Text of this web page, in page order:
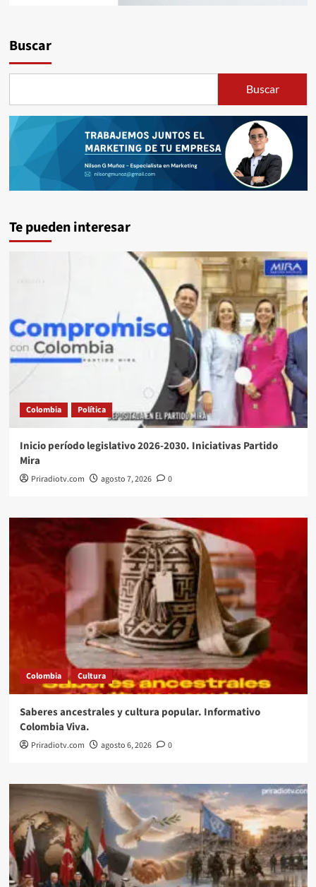
Buscar
Buscar
Te pueden interesar
Colombia Política
Inicio período legislativo 2026-2030. Iniciativas Partido
Mira
Priradiotv.com agosto 7, 2026 0
Colombia Cultura
Saberes ancestrales y cultura popular. Informativo
Colombia Viva.
Priradiotv.com agosto 6, 2026 0